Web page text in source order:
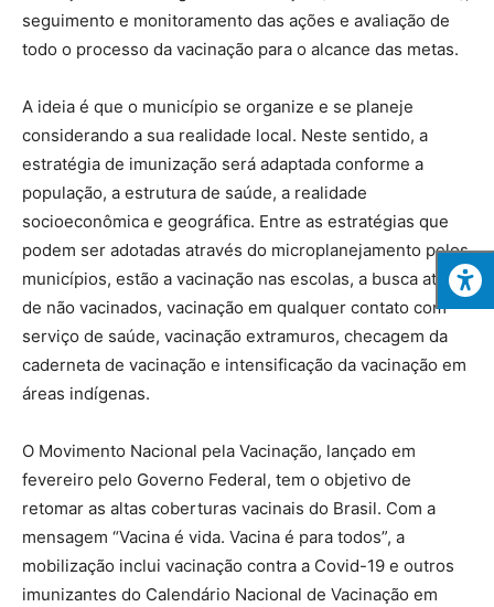
seguimento e monitoramento das ações e avaliação de
todo o processo da vacinação para o alcance das metas.
A ideia é que o município se organize e se planeje
considerando a sua realidade local. Neste sentido, a
estratégia de imunização será adaptada conforme a
população, a estrutura de saúde, a realidade
socioeconômica e geográfica. Entre as estratégias que
podem ser adotadas através do microplanejamento pelos
municípios, estão a vacinação nas escolas, a busca ativa
de não vacinados, vacinação em qualquer contato com
serviço de saúde, vacinação extramuros, checagem da
caderneta de vacinação e intensificação da vacinação em
áreas indígenas.
O Movimento Nacional pela Vacinação, lançado em
fevereiro pelo Governo Federal, tem o objetivo de
retomar as altas coberturas vacinais do Brasil. Com a
mensagem “Vacina é vida. Vacina é para todos”, a
mobilização inclui vacinação contra a Covid-19 e outros
imunizantes do Calendário Nacional de Vacinação em